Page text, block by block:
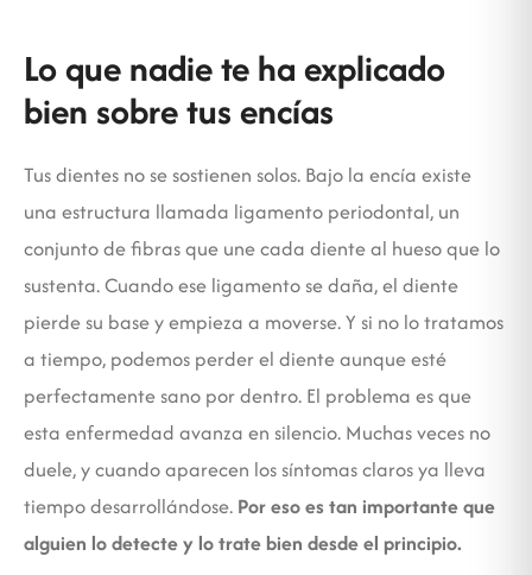
Lo que nadie te ha explicado
bien sobre tus encías
Tus dientes no se sostienen solos. Bajo la encía existe
una estructura llamada ligamento periodontal, un
conjunto de fibras que une cada diente al hueso que lo
sustenta. Cuando ese ligamento se daña, el diente
pierde su base y empieza a moverse. Y si no lo tratamos
a tiempo, podemos perder el diente aunque esté
perfectamente sano por dentro. El problema es que
esta enfermedad avanza en silencio. Muchas veces no
duele, y cuando aparecen los síntomas claros ya lleva
tiempo desarrollándose. Por eso es tan importante que
alguien lo detecte y lo trate bien desde el principio.